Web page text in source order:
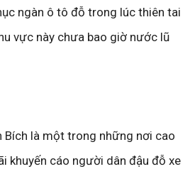
ngàn ô tô đỗ trong lúc thiên tai
vực này chưa bao giờ nước lũ
Bích là một trong những nơi cao
khuyến cáo người dân đậu đỗ xe